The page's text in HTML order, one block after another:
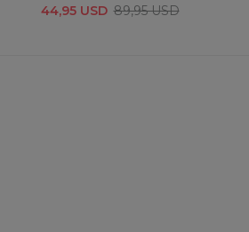
44,95 USD 89,95 USD